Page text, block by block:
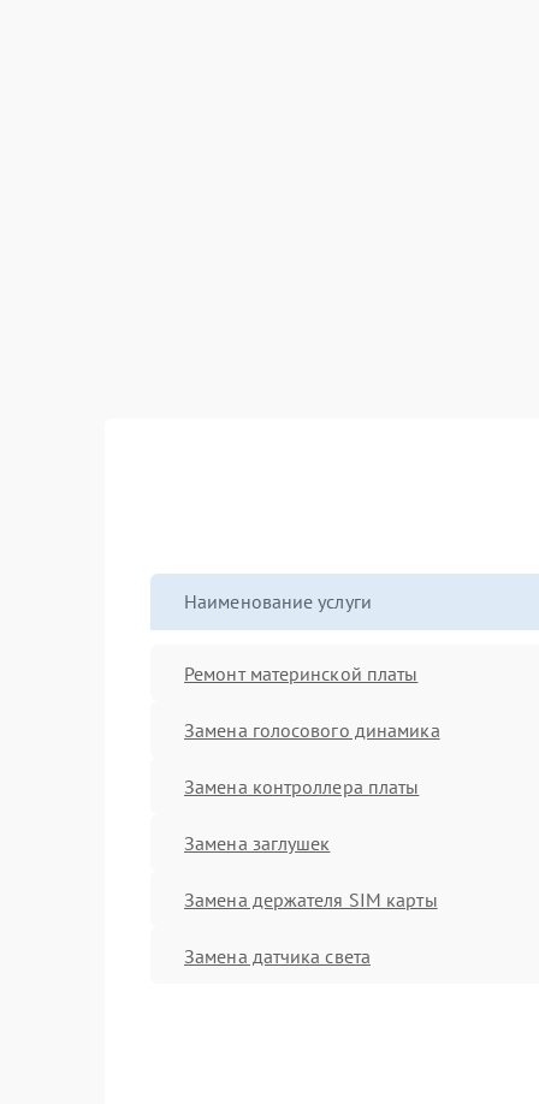
Наименование услуги
Ремонт материнской платы
Замена голосового динамика
Замена контроллера платы
Замена заглушек
Замена держателя SIM карты
Замена датчика света